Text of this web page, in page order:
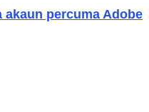
akaun percuma Adobe